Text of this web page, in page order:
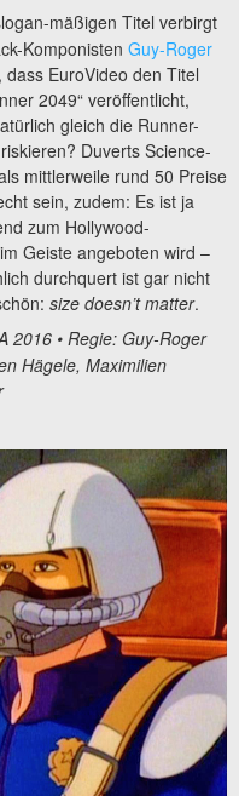
mäßigen Titel verbirgt
Komponisten Guy-Roger
EuroVideo den Titel
2049“ veröffentlicht,
gleich die Runner-
Duverts Science-
mittlerweile rund 50 Preise
sein, zudem: Es ist ja
zum Hollywood-
Geiste angeboten wird –
durchquert ist gar nicht
size doesn’t matter.
2016 • Regie: Guy-Roger
Hägele, Maximilien